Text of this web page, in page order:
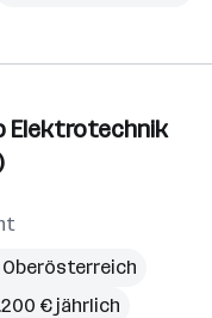
Elektrotechnik
Oberösterreich
€ jährlich